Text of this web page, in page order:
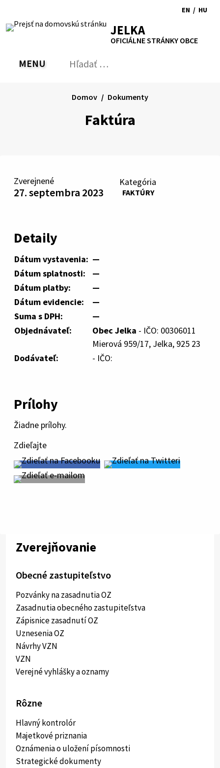
obsah
RSS MapaTlačiť
Zvýšiť
kontrast
písmapísma
EN
to
/ HU
JELKA
OFICIÁLNE STRÁNKY OBCE
PREPNÚŤ
MENU Hľadať:
Faktúra
Domov Dokumenty
Zverejnené
27. septembra 2023
Kategória
FAKTÚRY
Detaily
Dátum vystavenia: —
Dátum splatnosti:
—
Dátum platby:
—
Dátum evidencie:
—
Suma s DPH:
—
Objednávateľ:
Obec Jelka - IČO: 00306011
Mierová 959/17, Jelka, 925 23
Dodávateľ:
- IČO:
Prílohy
Žiadne prílohy.
Zdieľajte
Zverejňovanie
Obecné zastupiteľstvo
Pozvánky na zasadnutia OZ
Zasadnutia obecného zastupiteľstva
Zápisnice zasadnutí OZ
Uznesenia OZ
Návrhy VZN
VZN
Verejné vyhlášky a oznamy
Rôzne
Hlavný kontrolór
Majetkové priznania
Oznámenia o uložení písomnosti
Strategické dokumenty